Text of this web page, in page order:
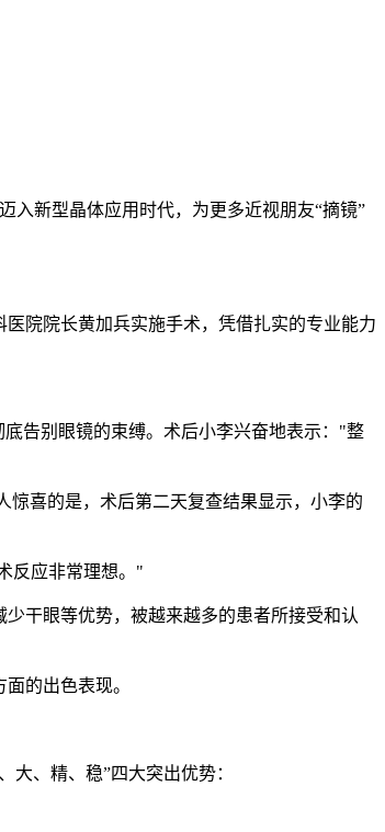
新型晶体应用时代，为更多近视朋友“摘镜”
院院长黄加兵实施手术，凭借扎实的专业能力
告别眼镜的束缚。术后小李兴奋地表示："整
喜的是，术后第二天复查结果显示，小李的
反应非常理想。"
干眼等优势，被越来越多的患者所接受和认
的出色表现。
、精、稳”四大突出优势：